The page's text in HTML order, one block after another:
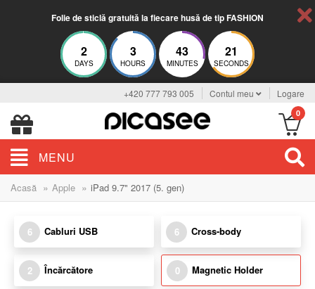
Folie de sticlă gratuită la fiecare husă de tip FASHION
2
DAYS
3
HOURS
43
MINUTES
21
SECONDS
+420 777 793 005 Contul meu Logare
0
MENU
Acasă » Apple » iPad 9.7" 2017 (5. gen)
6 Cabluri USB 6 Cross-body
2 Încărcătore 0 Magnetic Holder